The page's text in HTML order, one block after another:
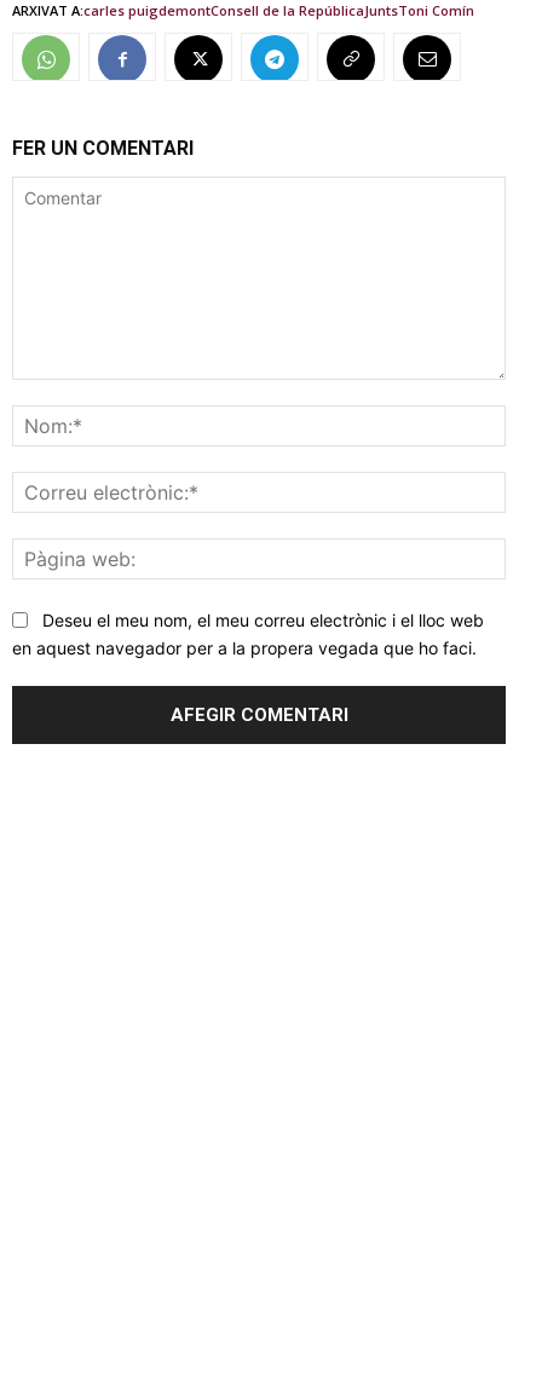
ARXIVAT A:carles puigdemontConsell de la RepúblicaJuntsToni Comín
FER UN COMENTARI
web:
Deseu el meu nom, el meu correu electrònic i el lloc web
en aquest navegador per a la propera vegada que ho faci.